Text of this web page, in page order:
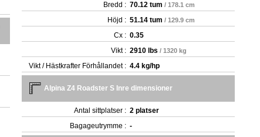
Bredd : 70.12 tum / 178.1 cm
Höjd : 51.14 tum / 129.9 cm
Cx : 0.35
Vikt : 2910 lbs / 1320 kg
Vikt / Hästkrafter Förhållandet : 4.4 kg/hp
Alpina Z4 Roadster S Inre dimensioner
Antal sittplatser : 2 platser
Bagageutrymme : -